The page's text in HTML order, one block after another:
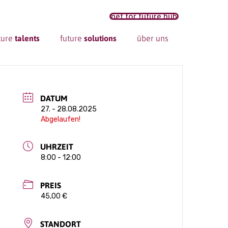
net for future hub
talents future solutions über uns
DATUM
27. - 28.08.2025
Abgelaufen!
UHRZEIT
8:00 - 12:00
PREIS
45,00 €
STANDORT